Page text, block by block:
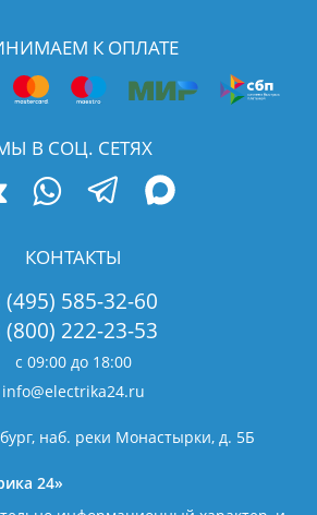
К ОПЛАТЕ
В СОЦ. СЕТЯХ
КОНТАКТЫ
(495) 585-32-60
(800) 222-23-53
с 09:00 до 18:00
info@electrika24.ru
наб. реки Монастырки, д. 5Б
24»